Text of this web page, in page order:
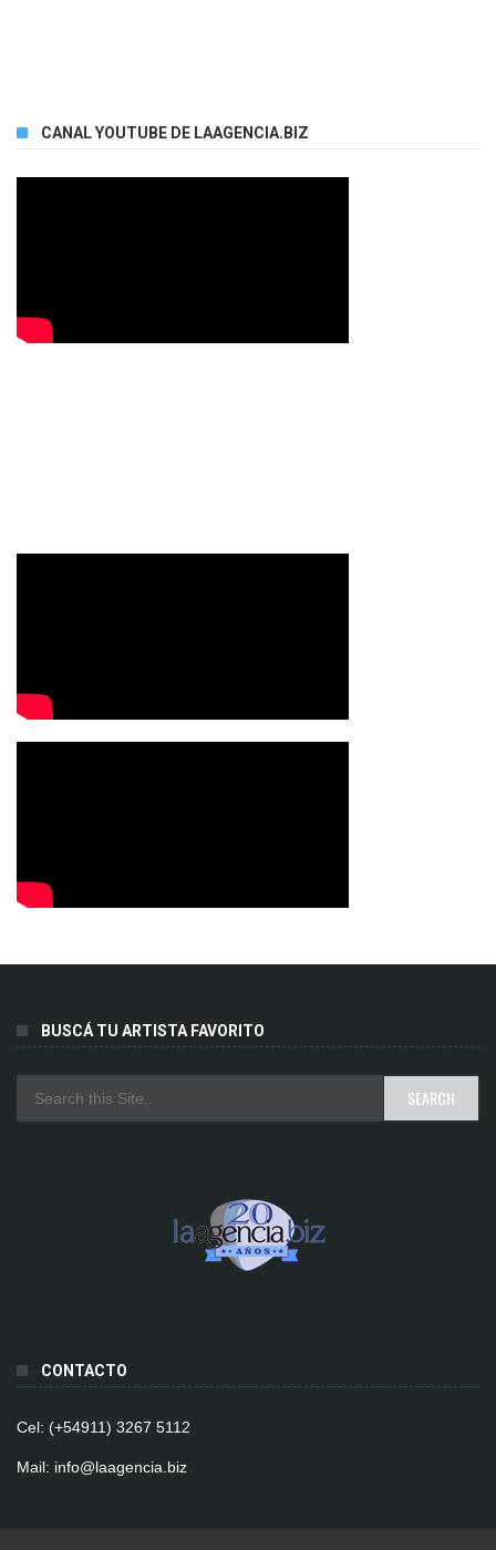
CANAL YOUTUBE DE LAAGENCIA.BIZ
BUSCÁ TU ARTISTA FAVORITO
CONTACTO
Cel: (+54911) 3267 5112
Mail: info@laagencia.biz